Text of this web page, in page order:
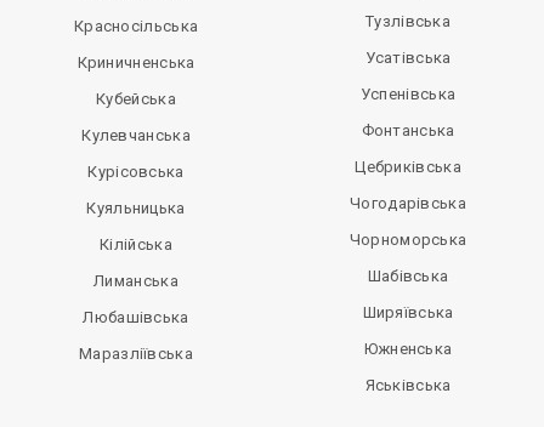
Красносільська
Криничненська
Кубейська
Кулевчанська
Курісовська
Куяльницька
Кілійська
Лиманська
Любашівська
Маразліївська
Тузлівська
Усатівська
Успенівська
Фонтанська
Цебриківська
Чогодарівська
Чорноморська
Шабівська
Ширяївська
Южненська
Яськівська